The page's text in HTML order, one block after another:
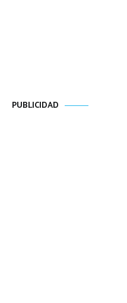
PUBLICIDAD